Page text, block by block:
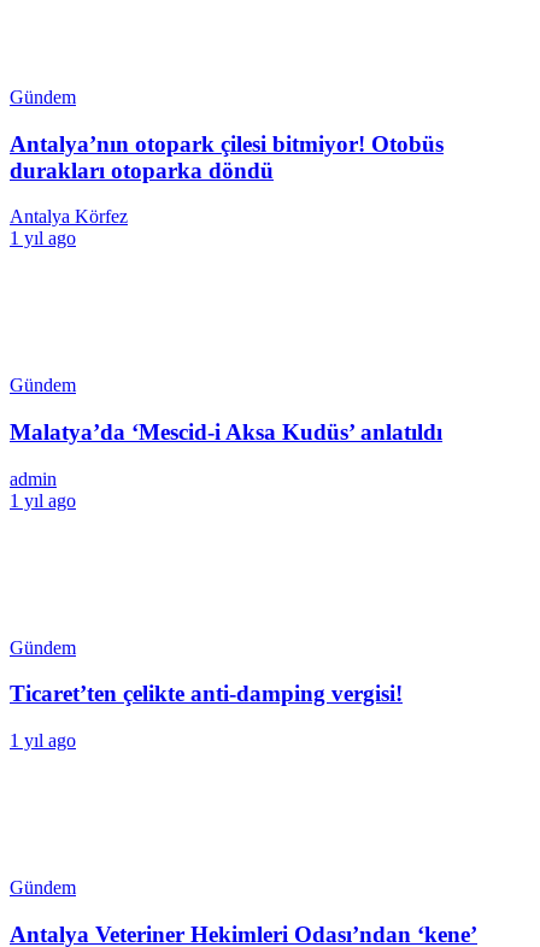
Gündem
Antalya’nın otopark çilesi bitmiyor! Otobüs
durakları otoparka döndü
Antalya Körfez
1 yıl ago
Gündem
Malatya’da ‘Mescid-i Aksa Kudüs’ anlatıldı
admin
1 yıl ago
Gündem
Ticaret’ten çelikte anti-damping vergisi!
1 yıl ago
Gündem
Antalya Veteriner Hekimleri Odası’ndan ‘kene’